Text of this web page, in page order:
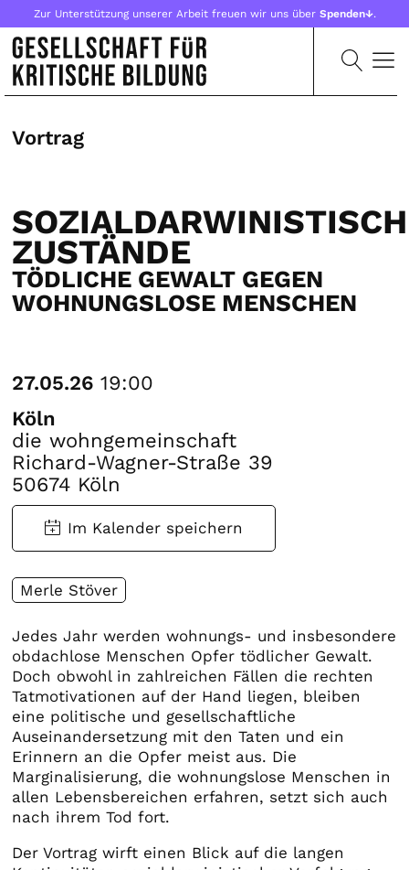
Zur Unterstützung unserer Arbeit freuen wir uns über Spenden↓.
Vortrag
ZUSTÄNDE
TÖDLICHE GEWALT GEGEN
WOHNUNGSLOSE MENSCHEN
27.05.26 19:00
Köln
die wohngemeinschaft
Richard-Wagner-Straße 39
50674 Köln
Merle Stöver
Jedes Jahr werden wohnungs- und insbesondere
obdachlose Menschen Opfer tödlicher Gewalt.
Doch obwohl in zahlreichen Fällen die rechten
Tatmotivationen auf der Hand liegen, bleiben
eine politische und gesellschaftliche
Auseinandersetzung mit den Taten und ein
Erinnern an die Opfer meist aus. Die
Marginalisierung, die wohnungslose Menschen in
allen Lebensbereichen erfahren, setzt sich auch
nach ihrem Tod fort.
Der Vortrag wirft einen Blick auf die langen